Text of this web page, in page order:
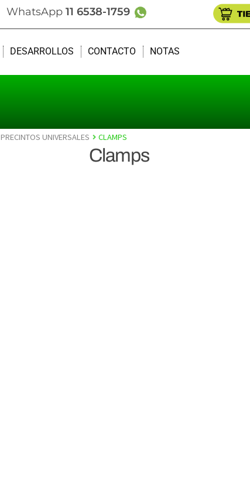
WhatsApp 11 6538-1759
DESARROLLOS CONTACTO NOTAS
PRECINTOS UNIVERSALES CLAMPS
Clamps